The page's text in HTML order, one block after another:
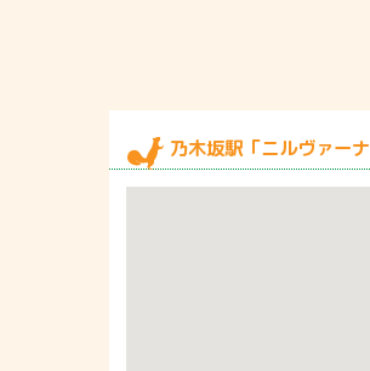
乃木坂駅「ニルヴァー